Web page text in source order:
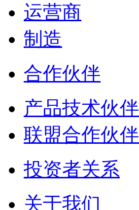
运营商
制造
合作伙伴
产品技术伙伴
联盟合作伙伴
投资者关系
关于我们